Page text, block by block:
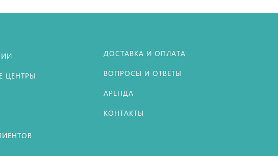
ЦЕНТРЫ
ДОСТАВКА И ОПЛАТА
ВОПРОСЫ И ОТВЕТЫ
АРЕНДА
КОНТАКТЫ